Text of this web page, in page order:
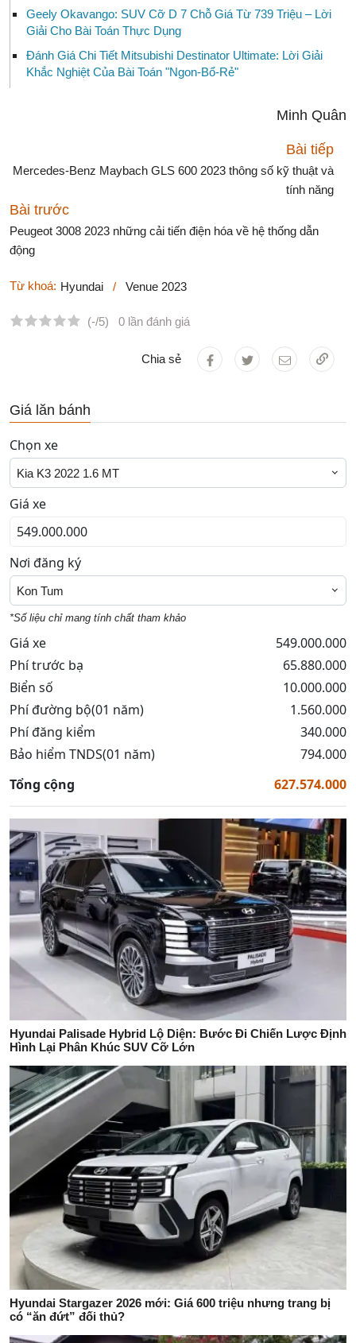
Geely Okavango: SUV Cỡ D 7 Chỗ Giá Từ 739 Triệu – Lời
Giải Cho Bài Toán Thực Dụng
Đánh Giá Chi Tiết Mitsubishi Destinator Ultimate: Lời Giải
Khắc Nghiệt Của Bài Toán "Ngon-Bổ-Rẻ"
Minh Quân
Bài tiếp
Mercedes-Benz Maybach GLS 600 2023 thông số kỹ thuật và
tính năng
Bài trước
Peugeot 3008 2023 những cải tiến điện hóa về hệ thống dẫn
động
Từ khoá: Hyundai / Venue 2023
(-/5) 0 lần đánh giá
Chia sẻ
Giá lăn bánh
Chọn xe
Kia K3 2022 1.6 MT
Giá xe
Nơi đăng ký
Kon Tum
*Số liệu chỉ mang tính chất tham khảo
Giá xe
549.000.000
Phí trước bạ
65.880.000
Biển số
10.000.000
Phí đường bộ(01 năm)
1.560.000
Phí đăng kiểm
340.000
Bảo hiểm TNDS(01 năm)
794.000
Tổng cộng
627.574.000
Hyundai Palisade Hybrid Lộ Diện: Bước Đi Chiến Lược Định
Hình Lại Phân Khúc SUV Cỡ Lớn
Hyundai Stargazer 2026 mới: Giá 600 triệu nhưng trang bị
có “ăn đứt” đối thủ?